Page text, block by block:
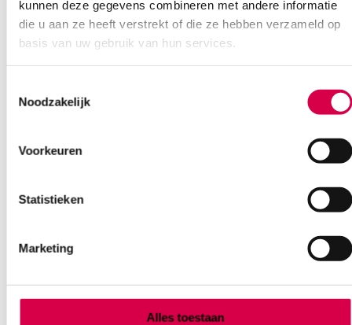
kunnen deze gegevens combineren met andere informatie
die u aan ze heeft verstrekt of die ze hebben verzameld op
basis van uw gebruik van hun services.
Noodzakelijk
Voorkeuren
Statistieken
Marketing
Alles toestaan
HEINE
384.38